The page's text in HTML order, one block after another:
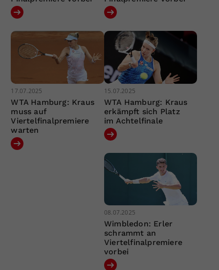
17.07.2025
WTA Hamburg: Kraus
muss auf
Viertelfinalpremiere
warten
15.07.2025
WTA Hamburg: Kraus
erkämpft sich Platz
im Achtelfinale
08.07.2025
Wimbledon: Erler
schrammt an
Viertelfinalpremiere
vorbei